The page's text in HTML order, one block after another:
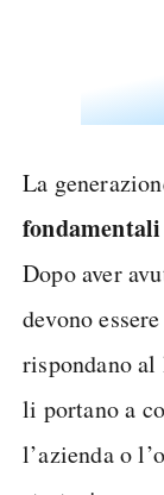
La
Dopo aver
devono
rispondano
li portano a
l’azienda o